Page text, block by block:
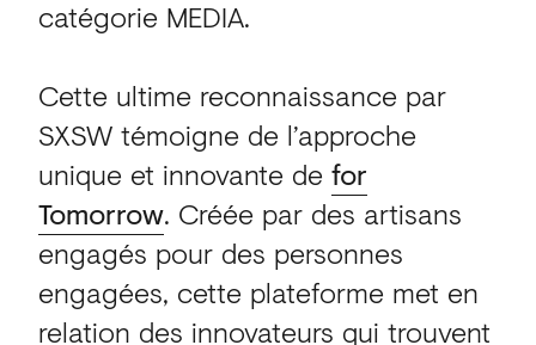
catégorie MEDIA.
Cette ultime reconnaissance par
SXSW témoigne de l’approche
unique et innovante de for
Tomorrow. Créée par des artisans
engagés pour des personnes
engagées, cette plateforme met en
relation des innovateurs qui trouvent